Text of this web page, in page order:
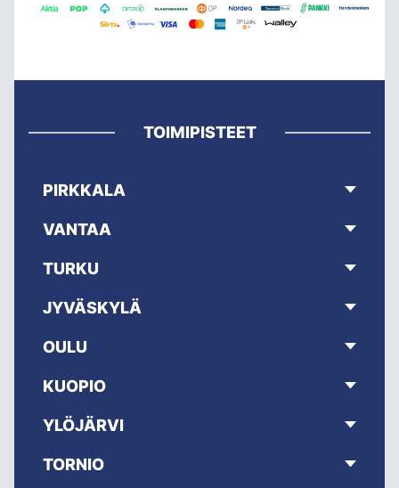
TOIMIPISTEET
PIRKKALA
VANTAA
TURKU
JYVÄSKYLÄ
OULU
KUOPIO
YLÖJÄRVI
TORNIO